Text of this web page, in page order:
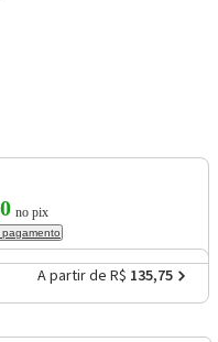
no pix
A partir de R$ 135,75